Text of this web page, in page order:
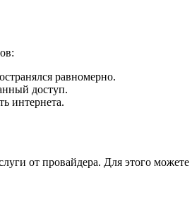
равномерно.
доступ.
интернета.
от провайдера. Для этого